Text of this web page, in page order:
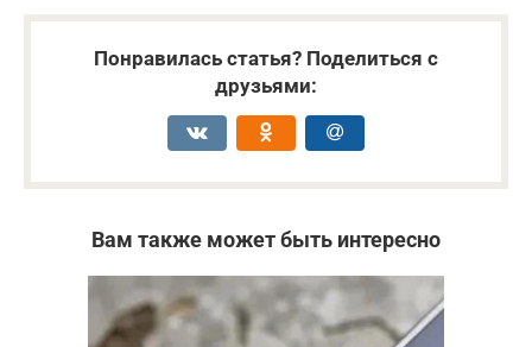
Понравилась статья? Поделиться с
друзьями:
Вам также может быть интересно